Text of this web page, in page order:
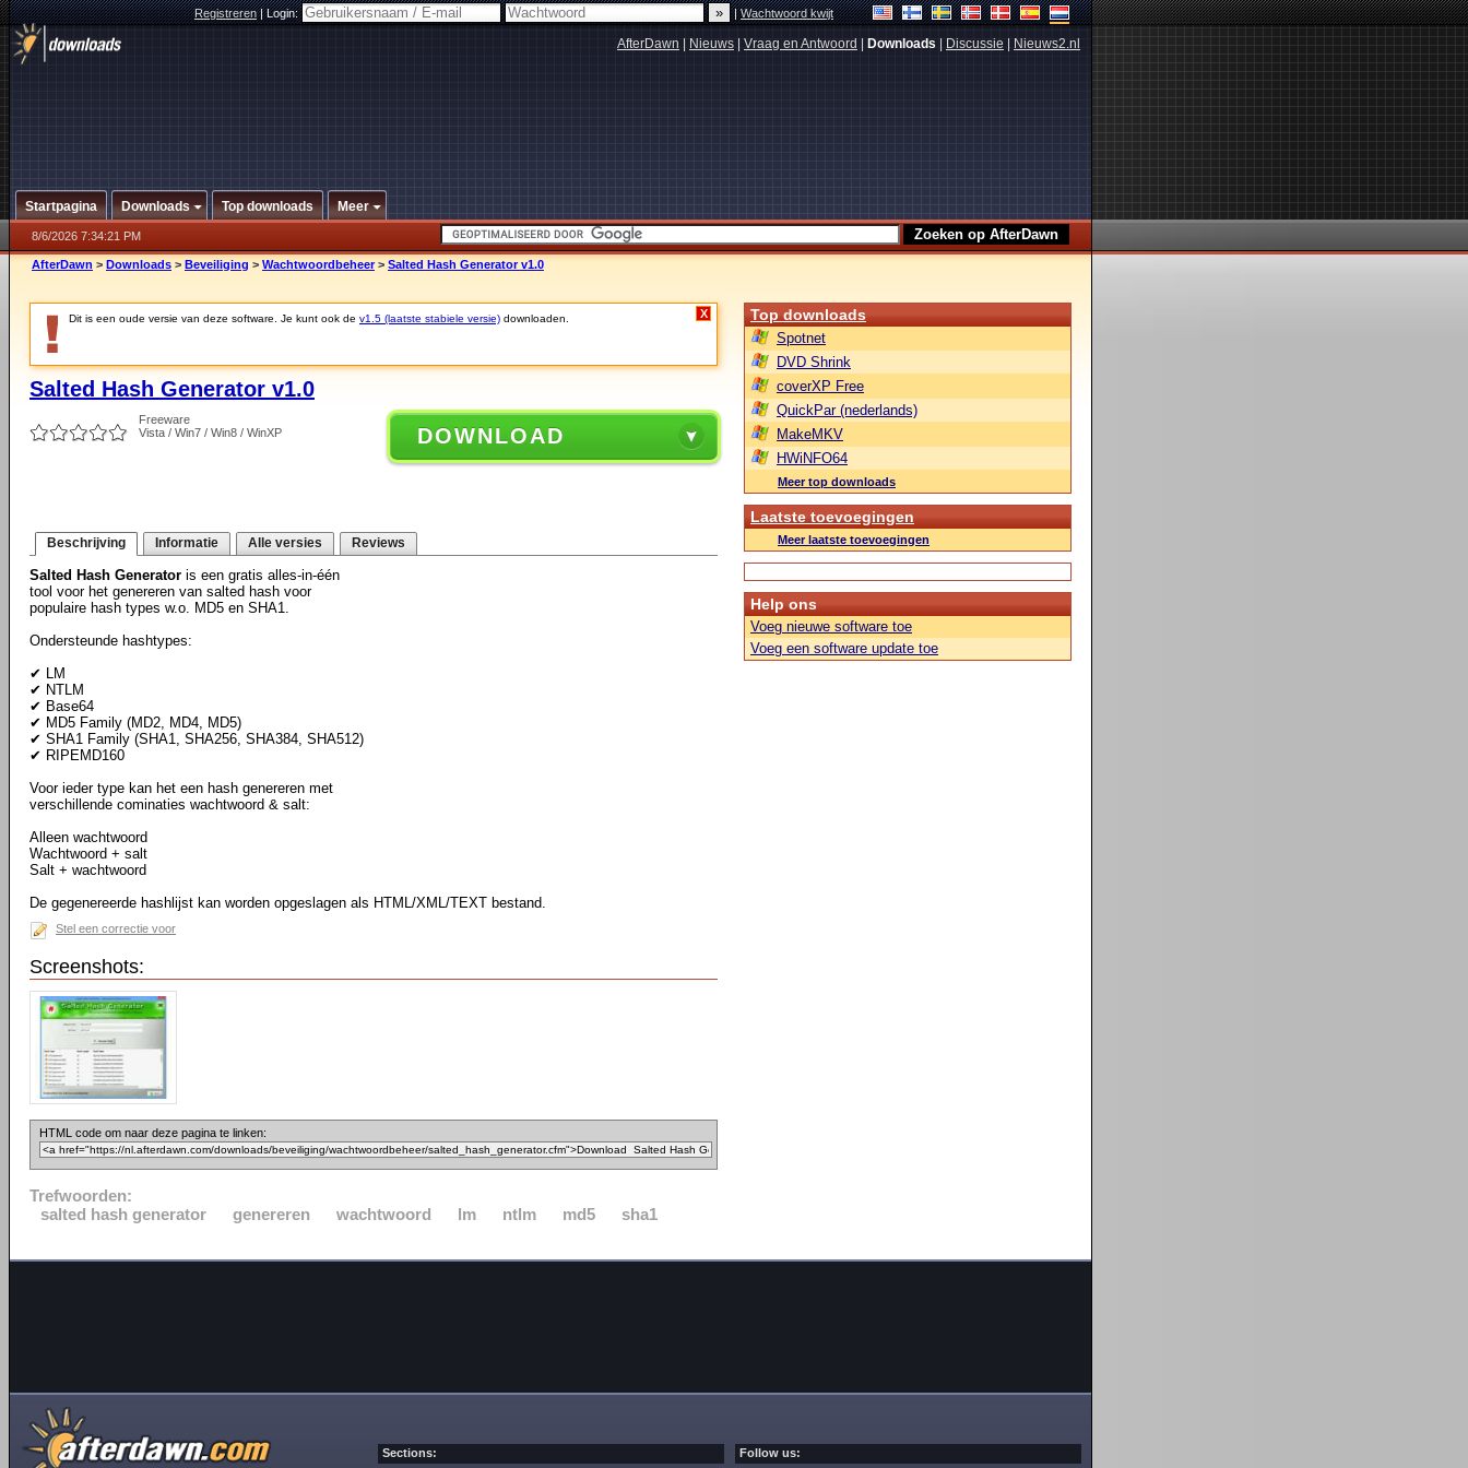
Registreren|Login: |Wachtwoord kwijt
AfterDawn Nieuws Vraag en Antwoord Downloads Discussie Nieuws2.nl
Startpagina Downloads Top downloads Meer
8/6/2026 7:34:21 PM
AfterDawn > Downloads > Beveiliging > Wachtwoordbeheer > Salted Hash Generator v1.0
Dit is een oude versie van deze software. Je kunt ook de v1.5 (laatste stabiele versie) downloaden. X
Salted Hash Generator v1.0
Freeware
Vista / Win7 / Win8 / WinXP
DOWNLOAD
Beschrijving Informatie Alle versies Reviews
Salted Hash Generator is een gratis alles-in-één
tool voor het genereren van salted hash voor
populaire hash types w.o. MD5 en SHA1.
Ondersteunde hashtypes:
✔ LM
✔ NTLM
✔ Base64
✔ MD5 Family (MD2, MD4, MD5)
✔ SHA1 Family (SHA1, SHA256, SHA384, SHA512)
✔ RIPEMD160
Voor ieder type kan het een hash genereren met
verschillende cominaties wachtwoord & salt:
Alleen wachtwoord
Wachtwoord + salt
Salt + wachtwoord
De gegenereerde hashlijst kan worden opgeslagen als HTML/XML/TEXT bestand.
Stel een correctie voor
Screenshots:
HTML code om naar deze pagina te linken:
Trefwoorden:
salted hash generator
genereren wachtwoord lm ntlm md5 sha1
Top downloads
Spotnet
DVD Shrink
coverXP Free
QuickPar (nederlands)
MakeMKV
HWiNFO64
Meer top downloads
Laatste toevoegingen
Meer laatste toevoegingen
Help ons
Voeg nieuwe software toe
Voeg een software update toe
Sections: Follow us: